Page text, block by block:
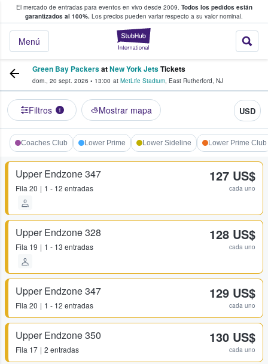
El mercado de entradas para eventos en vivo desde 2009. Todos los pedidos están
garantizados al 100%. Los precios pueden variar respecto a su valor nominal.
StubHub:
Menú
y venta de entradas entre fans
Green Bay PackersatNew York JetsTickets
dom., 20 sept. 2026 • 13:00 at MetLife Stadium, East Rutherford, NJ
Filtros 1 Mostrar mapa USD
Coaches Club Lower Prime Lower Sideline Lower Prime Club
Upper Endzone 347
Fila 20 1 - 12 entradas
127 US$
cada uno
Upper Endzone 328
Fila 19 1 - 13 entradas
128 US$
cada uno
Upper Endzone 347
Fila 20 1 - 12 entradas
129 US$
cada uno
Upper Endzone 350
Fila 17 2 entradas
130 US$
cada uno